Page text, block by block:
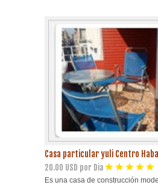
Casa particular yuli Centro
20.00 USD por Dia
Es una casa de construcción